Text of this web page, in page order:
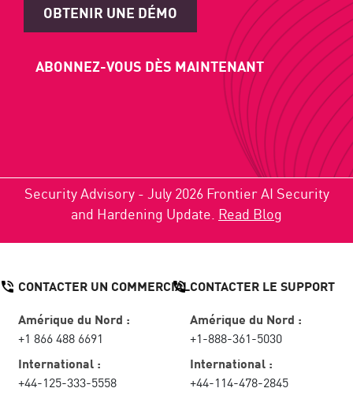
OBTENIR UNE DÉMO
ABONNEZ-VOUS DÈS MAINTENANT
Security Advisory - July 2026 Frontier AI Security
and Hardening Update. Read Blog
CONTACTER UN COMMERCIAL
Amérique du Nord :
+1 866 488 6691
International :
+44-125-333-5558
CONTACTER LE SUPPORT
Amérique du Nord :
+1-888-361-5030
International :
+44-114-478-2845